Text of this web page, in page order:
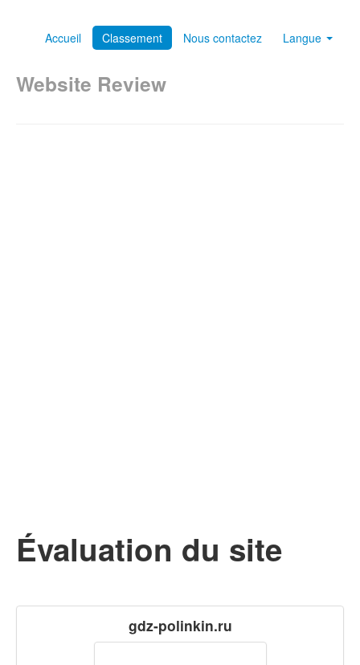
Accueil Classement Nous contactez Langue
Website Review
Évaluation du site
gdz-polinkin.ru